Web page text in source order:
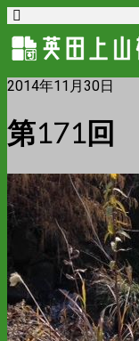
2014年11月30日
第171回